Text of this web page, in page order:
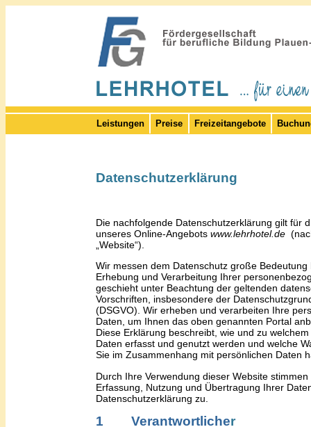
Leistungen Preise Freizeitangebote
Datenschutzerklärung
Die nachfolgende Datenschutzerklärung gilt für
unseres Online-Angebots www.lehrhotel.de
„Website“)
Wir messen dem Datenschutz große Bedeutung
Erhebung und Verarbeitung Ihrer
geschieht unter Beachtung der geltenden
Vorschriften, insbesondere der
(DSGVO). Wir erheben und verarbeiten Ihre
Daten, um Ihnen das oben genannten Portal
Diese Erklärung beschreibt, wie und zu
Daten erfasst und genutzt werden und welche
Sie im Zusammenhang mit persönlichen Daten
Durch Ihre Verwendung dieser Website stimmen
Erfassung, Nutzung und Übertragung Ihrer
Datenschutzerklärung zu.
1 Verantwortlicher